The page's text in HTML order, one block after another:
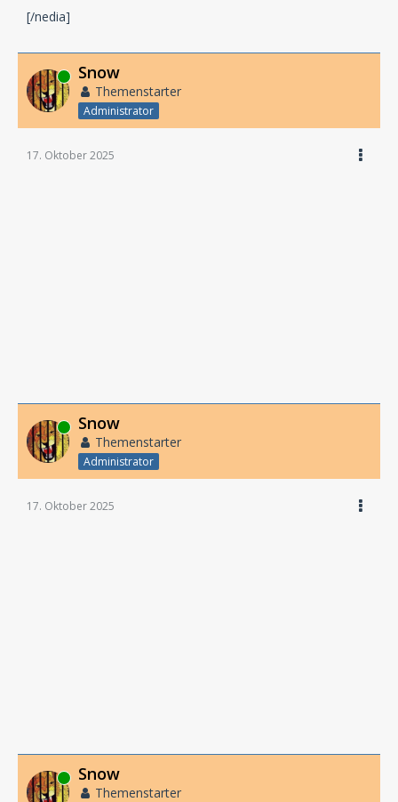
[/nedia]
Online Snow
Themenstarter
Administrator
17. Oktober 2025
Online Snow
Themenstarter
Administrator
17. Oktober 2025
Online Snow
Themenstarter